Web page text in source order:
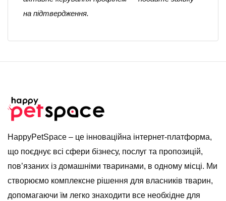
на підтвердження.
HappyPetSpace – це інноваційна інтернет-платформа,
що поєднує всі сфери бізнесу, послуг та пропозицій,
пов’язаних із домашніми тваринами, в одному місці. Ми
створюємо комплексне рішення для власників тварин,
допомагаючи їм легко знаходити все необхідне для